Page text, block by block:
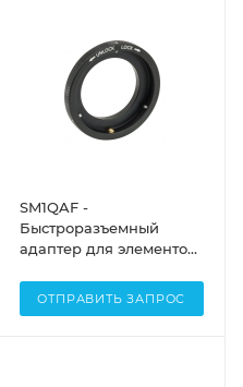
SM1QAF -
Быстроразъемный
адаптер для элементов
внешней SM резьбой,
Thorlabs
ОТПРАВИТЬ ЗАПРОС